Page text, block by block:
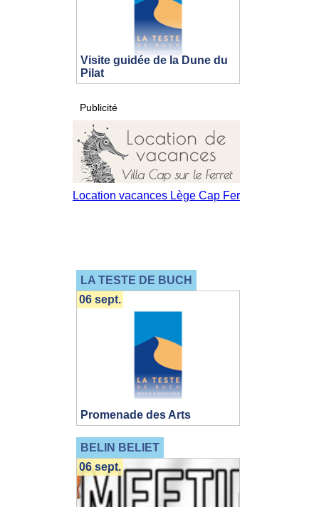
Visite guidée de la Dune du
Pilat
Publicité
LA TESTE DE BUCH
Promenade des Arts
06 sept.
BELIN BELIET
06 sept.